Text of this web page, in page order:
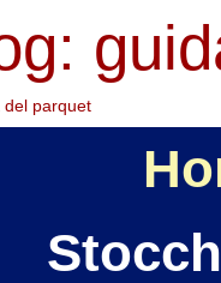
del parquet